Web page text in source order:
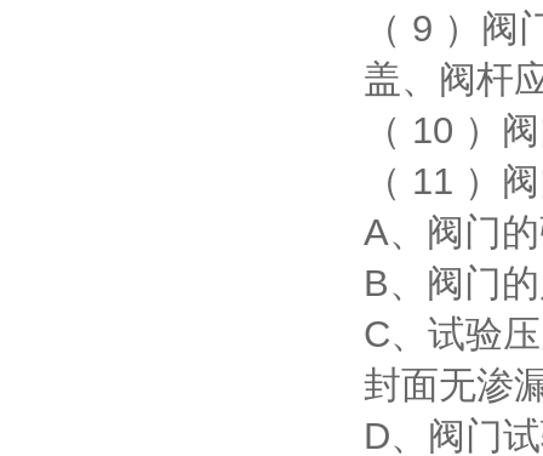
（ 9 ）
盖、阀杆
（ 10 ）
（ 11 ）
A、阀门
B、阀门
C、试验
封面无渗
D、阀门